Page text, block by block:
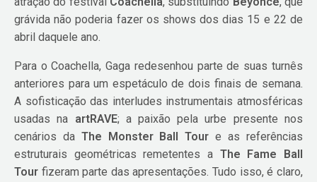
grávida não poderia fazer os shows dos dias 15 e 22 de
abril daquele ano.
Para o Coachella, Gaga redesenhou parte de suas turnês
anteriores para um espetáculo de dois finais de semana.
A sofisticação das interludes instrumentais atmosféricas
usadas na artRAVE; a paixão pela urbe presente nos
cenários da The Monster Ball Tour e as referências
estruturais geométricas remetentes a The Fame Ball
Tour fizeram parte das apresentações. Tudo isso, é claro,